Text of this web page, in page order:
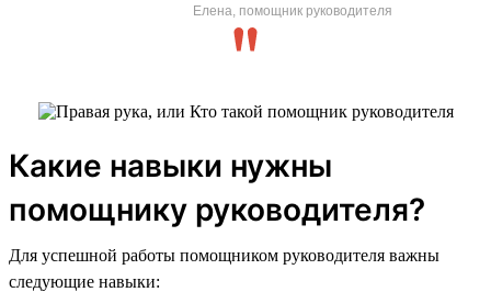
Елена, помощник руководителя
Какие навыки нужны
помощнику руководителя?
Для успешной работы помощником руководителя важны
следующие навыки: